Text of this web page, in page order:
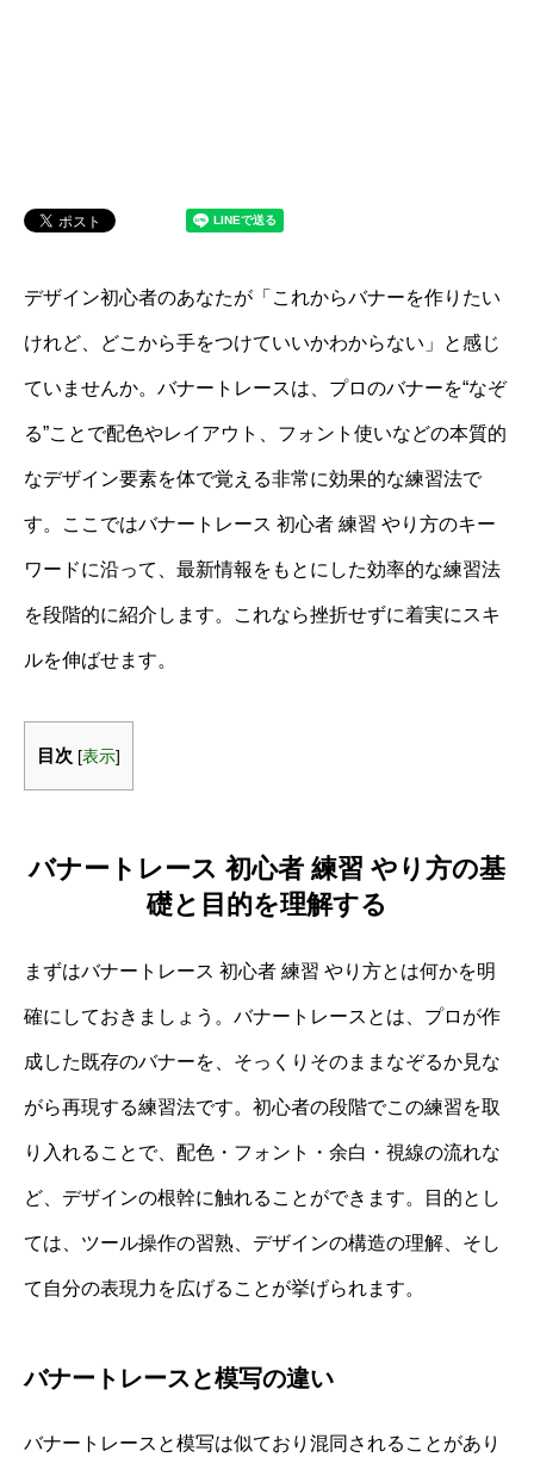
デザイン初心者のあなたが「これからバナーを作りたい
けれど、どこから手をつけていいかわからない」と感じ
ていませんか。バナートレースは、プロのバナーを“なぞ
る”ことで配色やレイアウト、フォント使いなどの本質的
なデザイン要素を体で覚える非常に効果的な練習法で
す。ここではバナートレース 初心者 練習 やり方のキー
ワードに沿って、最新情報をもとにした効率的な練習法
を段階的に紹介します。これなら挫折せずに着実にスキ
ルを伸ばせます。
目次 [表示]
バナートレース 初心者 練習 やり方の基
礎と目的を理解する
まずはバナートレース 初心者 練習 やり方とは何かを明
確にしておきましょう。バナートレースとは、プロが作
成した既存のバナーを、そっくりそのままなぞるか見な
がら再現する練習法です。初心者の段階でこの練習を取
り入れることで、配色・フォント・余白・視線の流れな
ど、デザインの根幹に触れることができます。目的とし
ては、ツール操作の習熟、デザインの構造の理解、そし
て自分の表現力を広げることが挙げられます。
バナートレースと模写の違い
バナートレースと模写は似ており混同されることがあり